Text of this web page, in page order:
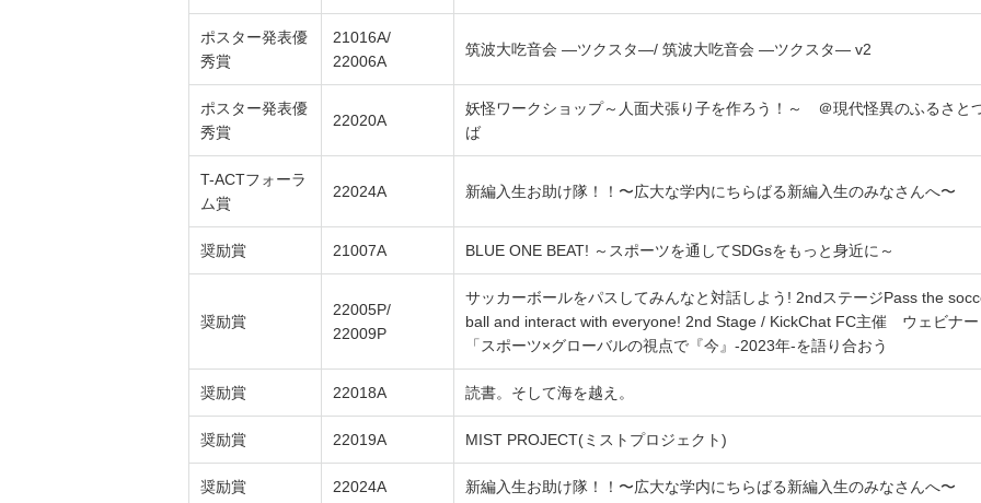
ポスター発表優
秀賞
21016A/
22006A
筑波大吃音会 ―ツクスタ―/ 筑波大吃音会 ―ツクスタ― v2
ポスター発表優
秀賞
22020A
妖怪ワークショップ～人面犬張り子を作ろう！～ ＠現代怪異のふるさと
ば
T-ACTフォーラ
ム賞
22024A 新編入生お助け隊！！〜広大な学内にちらばる新編入生のみなさんへ〜
奨励賞 21007A BLUE ONE BEAT! ～スポーツを通してSDGsをもっと身近に～
奨励賞
22005P/
22009P
サッカーボールをパスしてみんなと対話しよう! 2ndステージPass the
ball and interact with everyone! 2nd Stage / KickChat FC主催 ウェビナー
「スポーツ×グローバルの視点で『今』-2023年-を語り合おう
奨励賞 22018A 読書。そして海を越え。
奨励賞 22019A MIST PROJECT(ミストプロジェクト)
奨励賞 22024A 新編入生お助け隊！！〜広大な学内にちらばる新編入生のみなさんへ〜